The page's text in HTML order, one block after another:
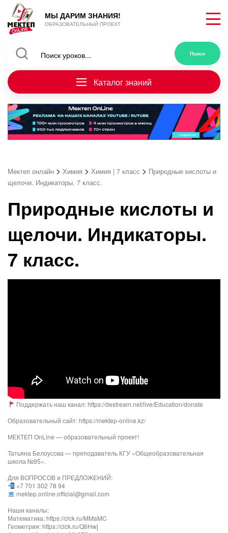
МЫ ДАРИМ ЗНАНИЯ!
ОБРАЗОВАТЕЛЬНЫЙ ПРОЕКТ
Каталог знаний
Мектеп онлайн > Химия > Химия | 7 класс > Природные кислоты и
щелочи. Индикаторы. 7 класс.
Природные кислоты и
щелочи. Индикаторы.
7 класс.
Поддержать наш канал: https://destream.net/live/Education/donate
Образовательный сайт: https://mektep-online.kz/
МЕКТЕП OnLine — образовательный проект!
Татьяна Белоусова — преподаватель КГУ «Общеобразовательная
школа №95».
Для ВОПРОСОВ и ПРЕДЛОЖЕНИЙ:
+7 701 302 78 94
mektep.online.official@gmail.com
Наши каналы:
Математика: https://clck.ru/MMaMC
Геометрия: https://clck.ru/Q6Hwj